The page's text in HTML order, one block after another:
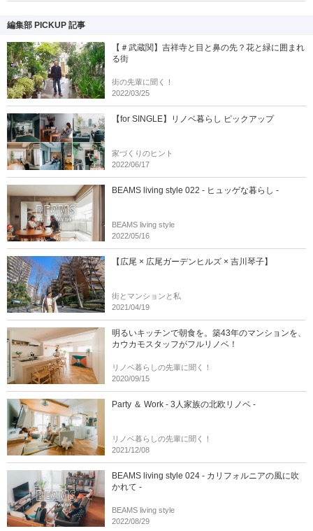
編集部 PICKUP 記事
【＃武蔵関】吉祥寺と目と鼻の先？花と緑に囲まれ
る街
街の先輩に聞く！
2022/03/25
【for SINGLE】リノベ暮らし ピックアップ
家づくりのヒント
2022/06/17
BEAMS living style 022 - ヒュッゲな暮らし -
BEAMS living style
2022/05/16
【広尾 × 広尾ガーデンヒルズ × 吉川琴子】
街とマンションと私
2021/04/19
明るいキッチンで朝食を。築43年のマンションを、
カウカモスタッフがフルリノベ！
リノベ暮らしの先輩に聞く！
2020/09/15
Party ＆ Work - 3人家族の北欧リノベ -
リノベ暮らしの先輩に聞く！
2021/12/08
BEAMS living style 024 - カリフォルニアの風に吹
かれて -
BEAMS living style
2022/08/29